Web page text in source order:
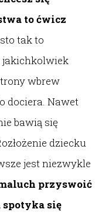
to ćwicz
tak to
jakichkolwiek
wbrew
dociera. Nawet
bawią się
dziecku
jest niezwykle
przyswoić
się